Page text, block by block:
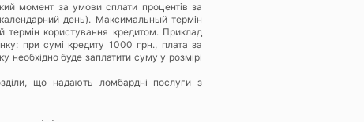
момент за умови сплати процентів за
день). Максимальный термін
термін користування кредитом. Приклад
при сумі кредиту 1000 грн., плата за
необхідно буде заплатити суму у розмірі
що надають ломбардні послуги з